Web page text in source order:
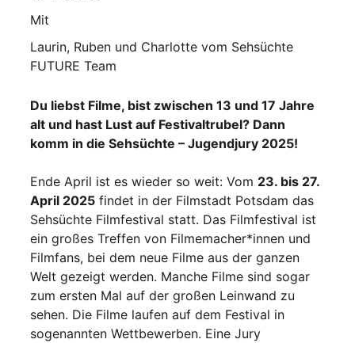
Mit
Laurin, Ruben und Charlotte vom Sehsüchte
FUTURE Team
Du liebst Filme, bist zwischen 13 und 17 Jahre
alt und hast Lust auf Festivaltrubel? Dann
komm in die Sehsüchte – Jugendjury 2025!
Ende April ist es wieder so weit: Vom 23. bis 27.
April 2025 findet in der Filmstadt Potsdam das
Sehsüchte Filmfestival statt. Das Filmfestival ist
ein großes Treffen von Filmemacher*innen und
Filmfans, bei dem neue Filme aus der ganzen
Welt gezeigt werden. Manche Filme sind sogar
zum ersten Mal auf der großen Leinwand zu
sehen. Die Filme laufen auf dem Festival in
sogenannten Wettbewerben. Eine Jury